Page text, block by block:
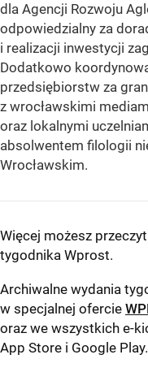
dla Agencji Rozwoju
odpowiedzialny za
i realizacji inwestycji
Dodatkowo
przedsiębiorstw za
z wrocławskimi
oraz lokalnymi
absolwentem filologii
Wrocławskim.
Więcej możesz
tygodnika Wprost.
Archiwalne wydania
w specjalnej ofercie
oraz we wszystkich e-
App Store i Google Play.